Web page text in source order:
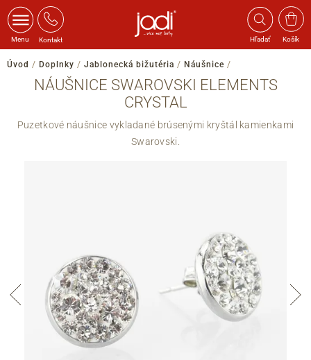
Menu Kontakt Hľadať Košík
Úvod / Doplnky / Jablonecká bižutéria / Náušnice /
NÁUŠNICE SWAROVSKI ELEMENTS
CRYSTAL
Puzetkové náušnice vykladané brúsenými kryštál kamienkami
Swarovski.